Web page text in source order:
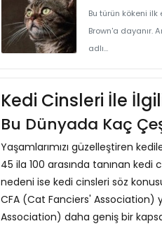
Bu türün kökeni
Brown'a dayanır.
adlı...
Kedi Cinsleri İle
Bu Dünyada Kaç
Yaşamlarımızı güzelleştiren
45 ila 100 arasında tanınan kedi
nedeni ise kedi cinsleri söz
CFA (Cat Fanciers' Association)
Association) daha geniş bir